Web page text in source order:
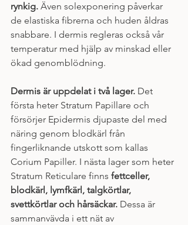
rynkig. Även solexponering påverkar
de elastiska fibrerna och huden åldras
snabbare. I dermis regleras också vår
temperatur med hjälp av minskad eller
ökad genomblödning.
Dermis är uppdelat i två lager. Det
första heter Stratum Papillare och
försörjer Epidermis djupaste del med
näring genom blodkärl från
fingerliknande utskott som kallas
Corium Papiller. I nästa lager som heter
Stratum Reticulare finns fettceller,
blodkärl, lymfkärl, talgkörtlar,
svettkörtlar och hårsäckar. Dessa är
sammanvävda i ett nät av